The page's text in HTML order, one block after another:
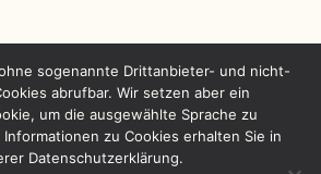
sogenannte Drittanbieter- und nicht-
abrufbar. Wir setzen aber ein
um die ausgewählte Sprache zu
zu Cookies erhalten Sie in
Datenschutzerklärung.